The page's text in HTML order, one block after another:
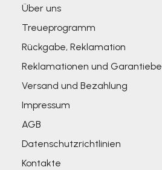
Über uns
Treueprogramm
Rückgabe, Reklamation
Reklamationen und
Versand und Bezahlung
Impressum
AGB
Datenschutzrichtlinien
Kontakte